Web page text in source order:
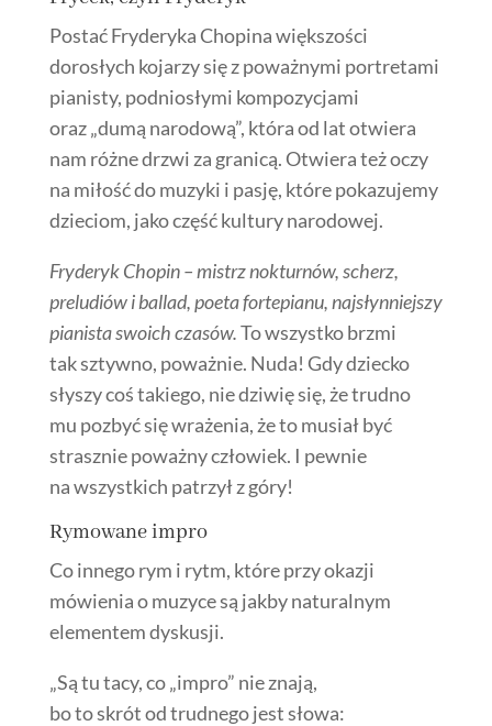
Postać Fryderyka Chopina większości
dorosłych kojarzy się z poważnymi portretami
pianisty, podniosłymi kompozycjami
oraz „dumą narodową”, która od lat otwiera
nam różne drzwi za granicą. Otwiera też oczy
na miłośćdo muzyki i pasję, które pokazujemy
dzieciom, jakoczęśćkultury narodowej.
Fryderyk Chopin– mistrz nokturnów, scherz,
preludiów i ballad, poeta fortepianu, najsłynniejszy
pianista swoich czasów.To wszystko brzmi
tak sztywno, poważnie. Nuda! Gdy dziecko
słyszy coś takiego, nie dziwię się, że trudno
mu pozbyć się wrażenia, że to musiał być
strasznie poważny człowiek. I pewnie
na wszystkich patrzył z góry!
Rymowane impro
Co innego rym i rytm, które przy okazji
mówienia omuzycesą jakby naturalnym
elementem dyskusji.
„Są tu tacy, co „impro” nie znają,
bo to skrót od trudnego jest słowa: